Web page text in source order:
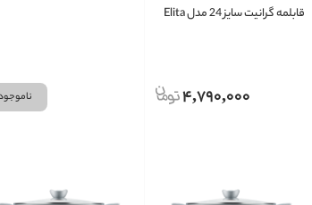
قابلمه گرانیت سایز 24 مدل Elita
4,790,000